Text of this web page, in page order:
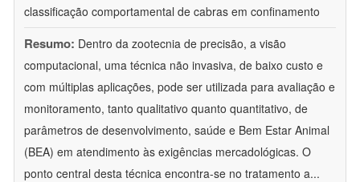
classificação comportamental de cabras em confinamento
Resumo: Dentro da zootecnia de precisão, a visão
computacional, uma técnica não invasiva, de baixo custo e
com múltiplas aplicações, pode ser utilizada para avaliação e
monitoramento, tanto qualitativo quanto quantitativo, de
parâmetros de desenvolvimento, saúde e Bem Estar Animal
(BEA) em atendimento às exigências mercadológicas. O
ponto central desta técnica encontra-se no tratamento a...